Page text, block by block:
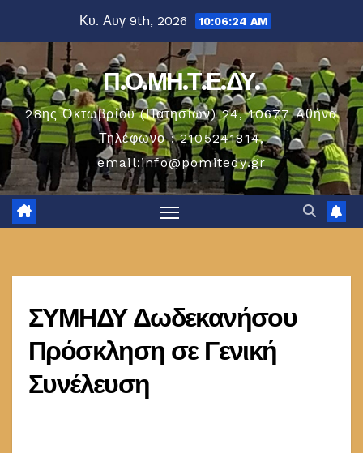
περιεχόμενο
Κυ. Αυγ 9th, 2026 10:06:24 AM
Π.Ο.ΜΗ.Τ.Ε.ΔΥ.
28ης Οκτωβρίου (Πατησίων) 24, 10677 Aθήνα
Τηλέφωνο : 2105241814,
email:info@pomitedy.gr
ΣΥΜΗΔΥ Δωδεκανήσου
Πρόσκληση σε Γενική
Συνέλευση